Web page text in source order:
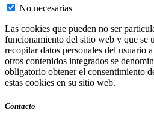
No necesarias
Las cookies que pueden no ser
funcionamiento del sitio web y que se
recopilar datos personales del usuario
otros contenidos integrados se
obligatorio obtener el consentimiento
estas cookies en su sitio web.
Contacto